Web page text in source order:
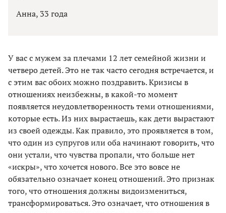
Анна, 33 года
У вас с мужем за плечами 12 лет семейной жизни и
четверо детей. Это не так часто сегодня встречается, и
с этим вас обоих можно поздравить. Кризисы в
отношениях неизбежны, в какой-то момент
появляется неудовлетворенность теми отношениями,
которые есть. Из них вырастаешь, как дети вырастают
из своей одежды. Как правило, это проявляется в том,
что один из супругов или оба начинают говорить, что
они устали, что чувства пропали, что больше нет
«искры», что хочется нового. Все это вовсе не
обязательно означает конец отношений. Это признак
того, что отношения должны видоизмениться,
трансформироваться. Это означает, что отношения в